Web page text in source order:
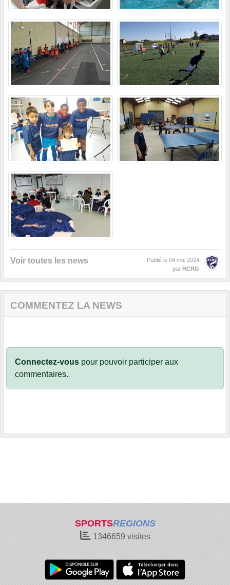
Voir toutes les news Publié le 04 mai 2024
par RCRG
COMMENTEZ LA NEWS
Connectez-vous pour pouvoir participer aux
commentaires.
SPORTSREGIONS
1346659visites